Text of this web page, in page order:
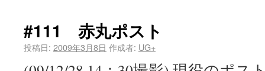
#111 赤丸ポスト
投稿日: 2009年3月8日 作成者: UG+